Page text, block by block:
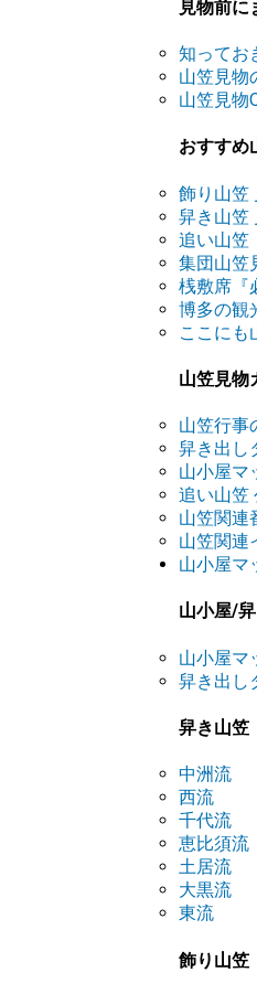
見物前に
知ってお
山笠見物
山笠見物
おすすめ
飾り山笠
舁き山笠
追い山笠
集団山笠
桟敷席『
博多の観
ここにも
山笠見物
山笠行事
舁き出し
山小屋マ
追い山笠
山笠関連
山笠関連
山小屋マ
山小屋/
山小屋マ
舁き出し
舁き山笠
中洲流
西流
千代流
恵比須流
土居流
大黒流
東流
飾り山笠